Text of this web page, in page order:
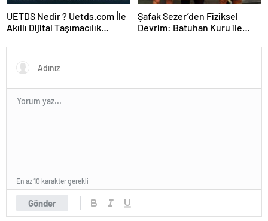
UETDS Nedir ? Uetds.com İle
Akıllı Dijital Taşımacılık
Şafak Sezer’den Fiziksel
Devrim: Batuhan Kuru ile
Gönder
En az 10 karakter gerekli